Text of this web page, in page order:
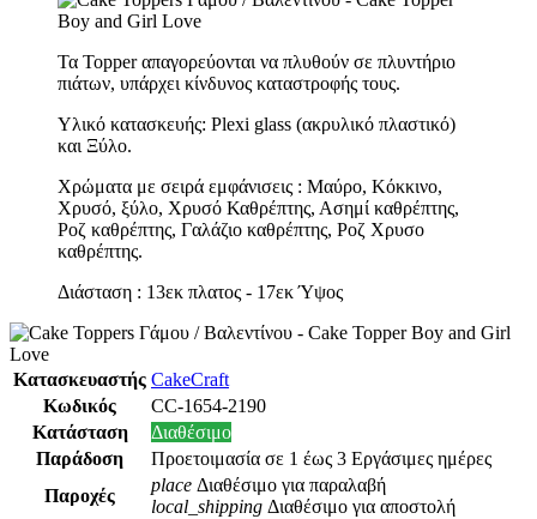
Τα Topper απαγορεύονται να πλυθούν σε πλυντήριο
πιάτων, υπάρχει κίνδυνος καταστροφής τους.
Υλικό κατασκευής: Plexi glass (ακρυλικό πλαστικό)
και Ξύλο.
Χρώματα με σειρά εμφάνισεις : Μαύρο, Κόκκινο,
Χρυσό, ξύλο, Χρυσό Καθρέπτης, Ασημί καθρέπτης,
Ροζ καθρέπτης, Γαλάζιο καθρέπτης, Ροζ Χρυσο
καθρέπτης.
Διάσταση : 13εκ πλατος - 17εκ Ύψος
Κατασκευαστής CakeCraft
Κωδικός
CC-1654-2190
Κατάσταση
Διαθέσιμο
Παράδοση
Προετοιμασία σε 1 έως 3 Εργάσιμες ημέρες
Παροχές
place Διαθέσιμο για παραλαβή
local_shipping Διαθέσιμο για αποστολή